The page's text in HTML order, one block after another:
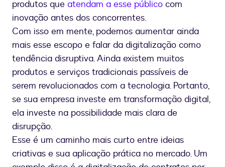
produtos que atendam a esse público com
inovação antes dos concorrentes.
Com isso em mente, podemos aumentar ainda
mais esse escopo e falar da digitalização como
tendência disruptiva. Ainda existem muitos
produtos e serviços tradicionais passíveis de
serem revolucionados com a tecnologia. Portanto,
se sua empresa investe em transformação digital,
ela investe na possibilidade mais clara de
disrupção.
Esse é um caminho mais curto entre ideias
criativas e sua aplicação prática no mercado. Um